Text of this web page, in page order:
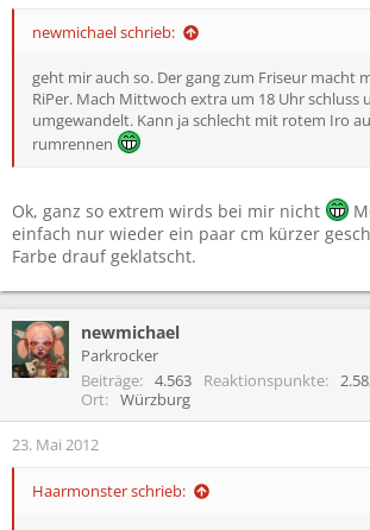
newmichael schrieb:
geht mir auch so. Der gang zum Friseur macht
RiPer. Mach Mittwoch extra um 18 Uhr schluss
umgewandelt. Kann ja schlecht mit rotem Iro
rumrennen
Ok, ganz so extrem wirds bei mir nicht
einfach nur wieder ein paar cm kürzer
Farbe drauf geklatscht.
newmichael
Parkrocker
Beiträge
4.563 Reaktionspunkte
Ort
Würzburg
23. Mai 2012
Haarmonster schrieb: